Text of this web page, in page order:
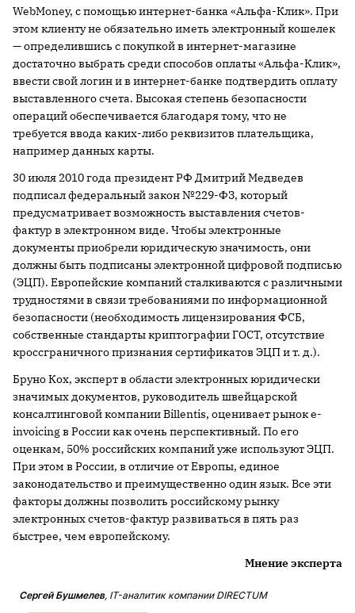
WebMoney, с помощью интернет-банка «Альфа-Клик». При
этом клиенту не обязательно иметь электронный кошелек
— определившись с покупкой в интернет-магазине
достаточно выбрать среди способов оплаты «Альфа-Клик»,
ввести свой логин и в интернет-банке подтвердить оплату
выставленного счета. Высокая степень безопасности
операций обеспечивается благодаря тому, что не
требуется ввода каких-либо реквизитов плательщика,
например данных карты.
30 июля 2010 года президент РФ Дмитрий Медведев
подписал федеральный закон №229-ФЗ, который
предусматривает возможность выставления счетов-
фактур в электронном виде. Чтобы электронные
документы приобрели юридическую значимость, они
должны быть подписаны электронной цифровой подписью
(ЭЦП). Европейские компаний сталкиваются с различными
трудностями в связи требованиями по информационной
безопасности (необходимость лицензирования ФСБ,
собственные стандарты криптографии ГОСТ, отсутствие
кроссграничного признания сертификатов ЭЦП и т. д.).
Бруно Кох, эксперт в области электронных юридически
значимых документов, руководитель швейцарской
консалтинговой компании Billentis, оценивает рынок e-
invoi­cing в России как очень перспективный. По его
оценкам, 50% российских компаний уже используют ЭЦП.
При этом в России, в отличие от Европы, единое
законодательство и преимущественно один язык. Все эти
факторы должны позволить российскому рынку
электронных счетов-фактур развиваться в пять раз
быстрее, чем европейскому.
Мнение эксперта
Сергей Бушмелев, IT-аналитик компании DIRECTUM